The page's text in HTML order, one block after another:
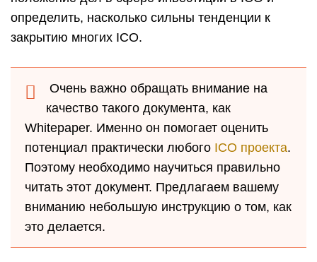
определить, насколько сильны тенденции к
закрытию многих ICO.
Очень важно обращать внимание на
качество такого документа, как
Whitepaper. Именно он помогает оценить
потенциал практически любого ICO проекта.
Поэтому необходимо научиться правильно
читать этот документ. Предлагаем вашему
вниманию небольшую инструкцию о том, как
это делается.